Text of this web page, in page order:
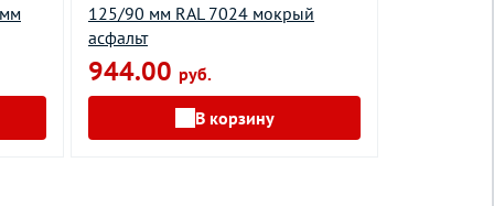
125/90 мм RAL 7024 мокрый
асфальт
944.00 руб.
В корзину